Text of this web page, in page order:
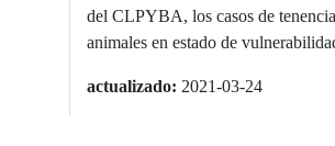
del CLPYBA, los casos de
animales en estado de
actualizado: 2021-03-24